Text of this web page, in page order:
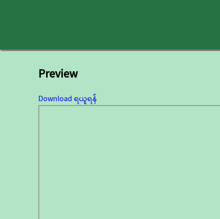
Preview
Download ရယူရန်